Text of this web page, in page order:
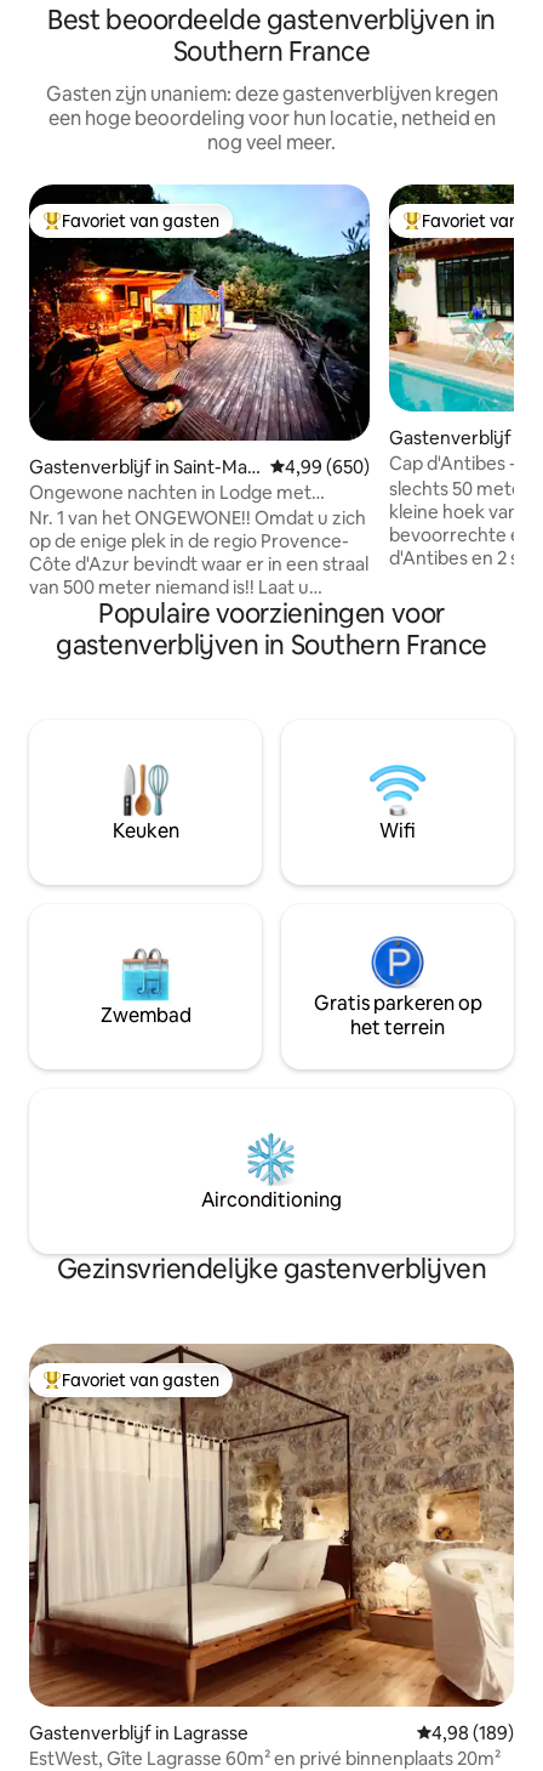
Best beoordeelde gastenverblijven in
Southern France
Gasten zijn unaniem: deze gastenverblijven kregen
een hoge beoordeling voor hun locatie, netheid en
nog veel meer.
Topfavoriet van gasten
Favoriet van gasten
Gastenverblijf in Saint-Mar
tin-du-Var
Gemiddelde beoordeling van
4,99 (650)
Ongewone nachten in Lodge met
jacuzzi
Nr. 1 van het ONGEWONE!! Omdat u zich
op de enige plek in de regio Provence-
Côte d'Azur bevindt waar er in een straal
van 500 meter niemand is!! Laat u
verrassen door onze ongelooflijke
Lodge met zijn hangterras van 200 m²,
geflankeerd door een buitenjacuzzi,
(Nice) op een familie-olijfboerderij die al
45 jaar BOB-olijven, olijfolie en
olijfcrème produceert. UNIEK!!
Topfavoriet van
Favoriet van
Gastenverblijf in
Cap d'Antibes -
zwembad
slechts 50 meter
kleine hoek van
bevoorrechte en
d'Antibes en 2
zijn geïntegreerd
baaien ter
onafhankelijke accommodatie met een
omgetoverd tot
gastenverblijf
villa);
Populaire voorzieningen voor
gastenverblijven in Southern France
Keuken Wifi
Zwembad
Gratis parkeren op
het terrein
Airconditioning
Gezinsvriendelijke gastenverblijven
Topfavoriet van gasten
Favoriet van gasten
Gastenverblijf in Lagrasse Gemiddelde
4,98 (189)
EstWest, Gîte Lagrasse 60m² en privé binnenplaats 20m²